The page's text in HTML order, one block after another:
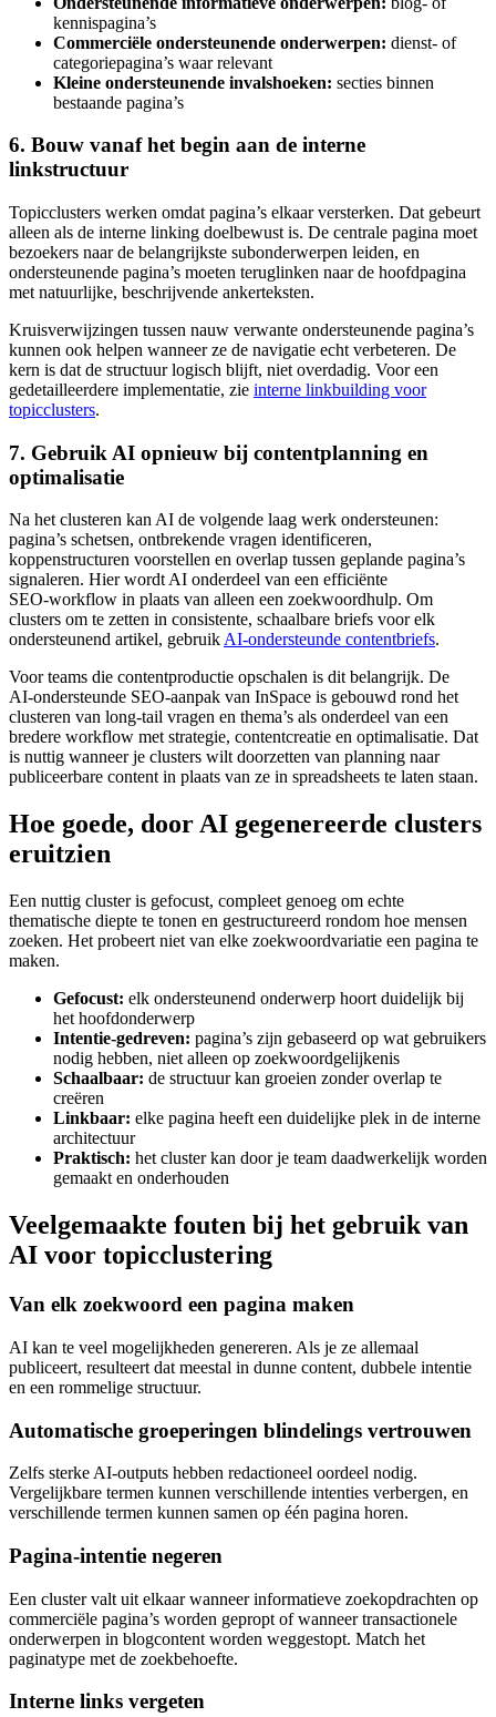
kennispagina’s
Commerciële ondersteunende onderwerpen: dienst- of
categoriepagina’s waar relevant
Kleine ondersteunende invalshoeken: secties binnen
bestaande pagina’s
6. Bouw vanaf het begin aan de interne
linkstructuur
Topicclusters werken omdat pagina’s elkaar versterken. Dat gebeurt
alleen als de interne linking doelbewust is. De centrale pagina moet
bezoekers naar de belangrijkste subonderwerpen leiden, en
ondersteunende pagina’s moeten teruglinken naar de hoofdpagina
met natuurlijke, beschrijvende ankerteksten.
Kruisverwijzingen tussen nauw verwante ondersteunende pagina’s
kunnen ook helpen wanneer ze de navigatie echt verbeteren. De
kern is dat de structuur logisch blijft, niet overdadig. Voor een
gedetailleerdere implementatie, zie interne linkbuilding voor
topicclusters.
7. Gebruik AI opnieuw bij contentplanning en
optimalisatie
Na het clusteren kan AI de volgende laag werk ondersteunen:
pagina’s schetsen, ontbrekende vragen identificeren,
koppenstructuren voorstellen en overlap tussen geplande pagina’s
signaleren. Hier wordt AI onderdeel van een efficiënte
SEO‑workflow in plaats van alleen een zoekwoordhulp. Om
clusters om te zetten in consistente, schaalbare briefs voor elk
ondersteunend artikel, gebruikAI-ondersteunde contentbriefs.
Voor teams die contentproductie opschalen is dit belangrijk. De
AI‑ondersteunde SEO‑aanpak van InSpace is gebouwd rond het
clusteren van long‑tail vragen en thema’s als onderdeel van een
bredere workflow met strategie, contentcreatie en optimalisatie. Dat
is nuttig wanneer je clusters wilt doorzetten van planning naar
publiceerbare content in plaats van ze in spreadsheets te laten staan.
Hoe goede, door AI gegenereerde clusters
eruitzien
Een nuttig cluster is gefocust, compleet genoeg om echte
thematische diepte te tonen en gestructureerd rondom hoe mensen
zoeken. Het probeert niet van elke zoekwoordvariatie een pagina te
maken.
Gefocust: elk ondersteunend onderwerp hoort duidelijk bij
het hoofdonderwerp
Intentie‑gedreven: pagina’s zijn gebaseerd op wat gebruikers
nodig hebben, niet alleen op zoekwoordgelijkenis
Schaalbaar: de structuur kan groeien zonder overlap te
creëren
Linkbaar: elke pagina heeft een duidelijke plek in de interne
architectuur
Praktisch: het cluster kan door je team daadwerkelijk worden
gemaakt en onderhouden
Veelgemaakte fouten bij het gebruik van
AI voor topicclustering
Van elk zoekwoord een pagina maken
AI kan te veel mogelijkheden genereren. Als je ze allemaal
publiceert, resulteert dat meestal in dunne content, dubbele intentie
en een rommelige structuur.
Automatische groeperingen blindelings vertrouwen
Zelfs sterke AI‑outputs hebben redactioneel oordeel nodig.
Vergelijkbare termen kunnen verschillende intenties verbergen, en
verschillende termen kunnen samen op één pagina horen.
Pagina-intentie negeren
Een cluster valt uit elkaar wanneer informatieve zoekopdrachten op
commerciële pagina’s worden gepropt of wanneer transactionele
onderwerpen in blogcontent worden weggestopt. Match het
paginatype met de zoekbehoefte.
Interne links vergeten